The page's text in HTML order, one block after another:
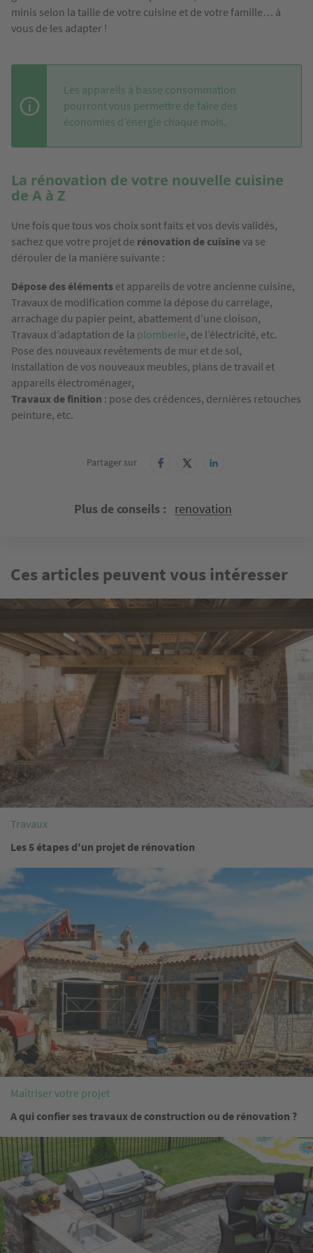
minis selon la taille de votre cuisine et de votre famille… à
vous de les adapter !
Les appareils à basse consommation
pourront vous permettre de faire des
économies d’énergie chaque mois.
La rénovation de votre nouvelle cuisine
de A à Z
Une fois que tous vos choix sont faits et vos devis validés,
sachez que votre projet de rénovation de cuisineva se
dérouler de la manière suivante :
Dépose des éléments et appareils de votre ancienne cuisine,
Travaux de modification comme la dépose du carrelage,
arrachage du papier peint, abattement d’une cloison,
Travaux d’adaptation de la plomberie, de l’électricité, etc.
Pose des nouveaux revêtements de mur et de sol,
Installation de vos nouveaux meubles, plans de travail et
appareils électroménager,
Travaux de finition : pose des crédences, dernières retouches
peinture, etc.
Partager sur
Plus de conseils renovation
Ces articles peuvent vous intéresser
Travaux
Les 5 étapes d'un projet de rénovation
Image
Maîtriser votre projet
A qui confier ses travaux de construction ou de rénovation ?
Image